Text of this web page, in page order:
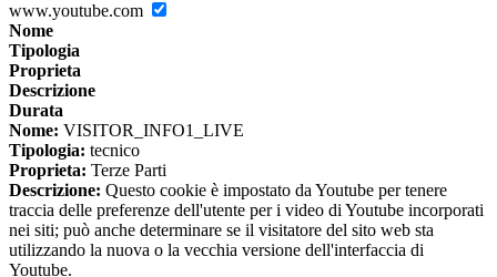
www.youtube.com
Nome
Tipologia
Proprieta
Descrizione
Durata
Nome: VISITOR_INFO1_LIVE
Tipologia: tecnico
Proprieta: Terze Parti
Descrizione: Questo cookie è impostato da Youtube per tenere
traccia delle preferenze dell'utente per i video di Youtube incorporati
nei siti; può anche determinare se il visitatore del sito web sta
utilizzando la nuova o la vecchia versione dell'interfaccia di
Youtube.